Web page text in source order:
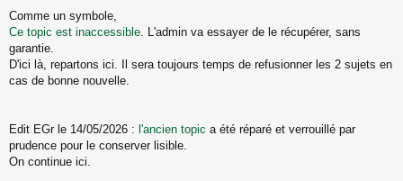
s
s
a
g
Comme un symbole,
Ce topic est inaccessible . L'admin va essayer de le récupérer, sans
garantie.
D'ici là, repartons ici. Il sera toujours temps de refusionner les 2 sujets en
cas de bonne nouvelle.
Edit EGr le 14/05/2026 : l'ancien topic a été réparé et verrouillé par
prudence pour le conserver lisible.
On continue ici.